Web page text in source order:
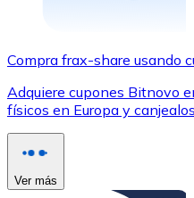
Compra frax-share usando
Adquiere cupones Bitnovo
físicos en Europa y
Ver más